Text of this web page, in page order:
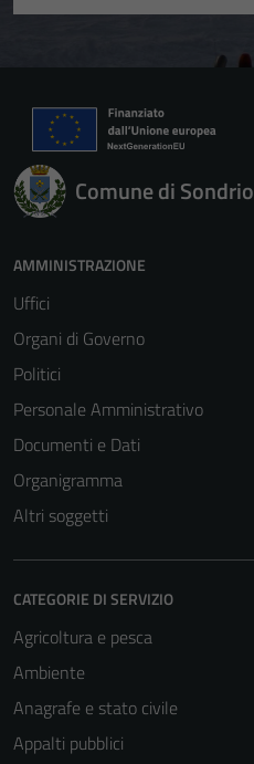
Comune di Sondrio
AMMINISTRAZIONE
Uffici
Organi di Governo
Politici
Personale Amministrativo
Documenti e Dati
Organigramma
Altri soggetti
CATEGORIE DI SERVIZIO
Agricoltura e pesca
Ambiente
Anagrafe e stato civile
Appalti pubblici